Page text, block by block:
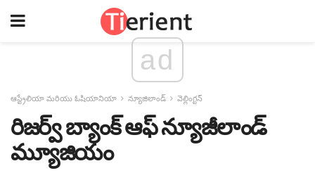
ad
ఆస్ట్రేలియా మరియు ఓషియానియా న్యూజిలాండ్ వెల్లింగ్టన్
రిజర్వ్ బ్యాంక్ ఆఫ్ న్యూజీలాండ్
మ్యూజియం